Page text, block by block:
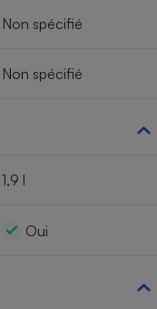
Non spécifié
Non spécifié
1,9 l
Oui